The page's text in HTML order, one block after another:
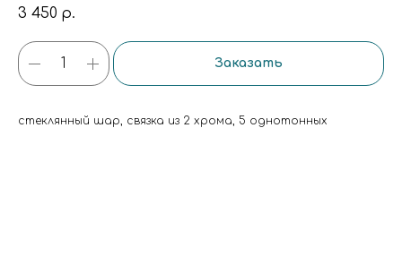
3 450 р.
Заказать
стеклянный шар, связка из 2 хрома, 5 однотонных